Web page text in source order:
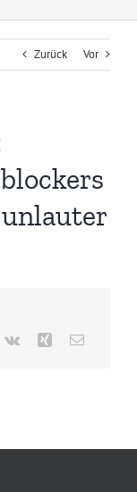
Zurück Vor
Vk Xing E-